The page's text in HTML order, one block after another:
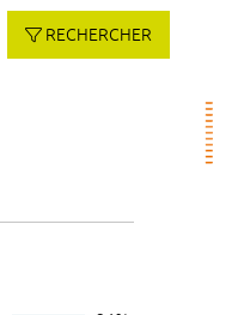
RECHERCHER